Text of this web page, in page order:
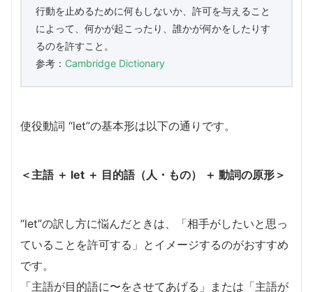
行動を止めるために何もしないか、許可を与えること
によって、何かが起こったり、誰かが何かをしたりす
るのを許すこと。
参考： Cambridge Dictionary
使役動詞 “let”の基本形は以下の通りです。
＜主語 ＋ let ＋ 目的語（人・もの） ＋ 動詞の原形＞
“let”の訳し方に悩んだときは、「相手がしたいと思っ
ていることを許可する」とイメージするのがおすすめ
です。
「主語が目的語に〜をさせてあげる」または「主語が